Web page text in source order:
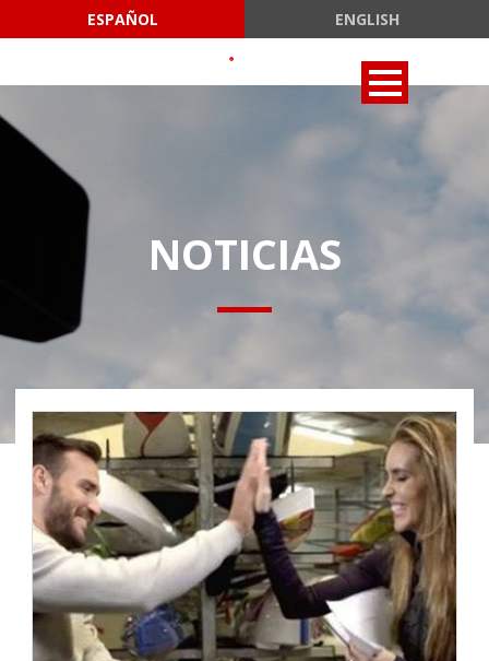
ESPAÑOL ENGLISH
NOTICIAS